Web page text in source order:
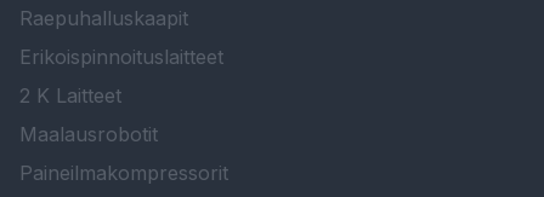
Raepuhalluskaapit
Erikoispinnoituslaitteet
2 K Laitteet
Maalausrobotit
Paineilmakompressorit